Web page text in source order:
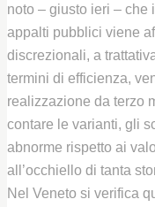
noto – giusto ieri – che
appalti pubblici viene
discrezionali, a
termini di efficienza,
realizzazione da terzo
contare le varianti, gli
abnorme rispetto ai
all’occhiello di tanta
Nel Veneto si verifica